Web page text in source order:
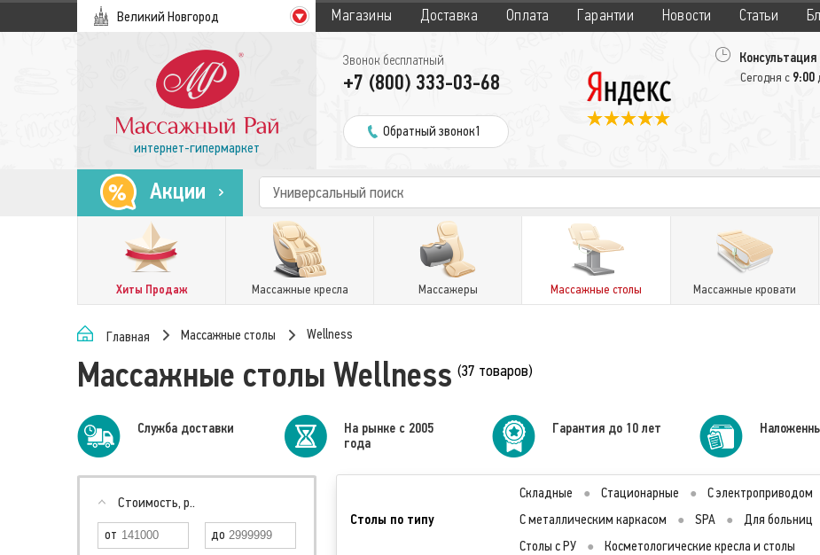
Великий Новгород Магазины Доставка Оплата Гарантии Новости Статьи
интернет-гипермаркет
Звонок бесплатный
+7 (800) 333-03-68
Обратный звонок1
Сегодня с 9:00
Акции
Хиты Продаж Массажные кресла Массажеры Массажные столы Массажные кровати
Главная Массажные столы Wellness
Массажные столы Wellness (37 товаров)
Cлужба доставки
На рынке с 2005
года
Гарантия до 10 лет
Стоимость, р..
Столы по типу
Складные ● Стационарные ● С электроприводом
С металлическим каркасом
● SPA ● Для больниц
Столы с РУ
● Косметологические кресла и столы